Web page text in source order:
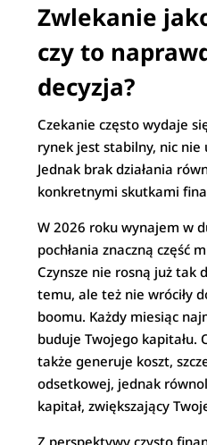
Zwlekanie
czy to
decyzja?
Czekanie często wydaje
rynek jest stabilny, nic nie
Jednak brak działania
konkretnymi skutkami
W 2026 roku wynajem w
pochłania znaczną część
Czynsze nie rosną już tak
temu, ale też nie wróciły
boomu. Każdy miesiąc
buduje Twojego kapitału.
także generuje koszt,
odsetkowej, jednak
kapitał, zwiększający
Z perspektywy czysto